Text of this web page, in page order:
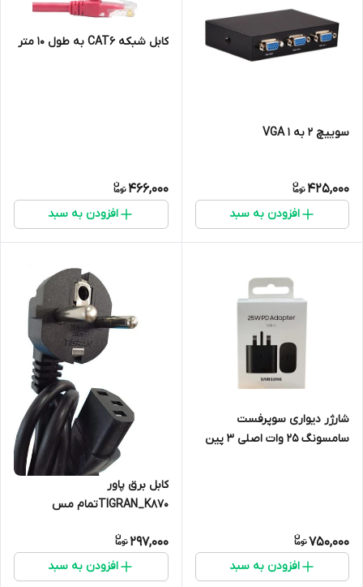
سوییچ 2 به 1 VGA
425,000
افزودن به سبد
کابل شبکه CAT6 به طول 10 متر
466,000
افزودن به سبد
شارژر دیواری سوپرفست
سامسونگ ۲۵ وات اصلی ۳ پین
750,000
افزودن به سبد
کابل برق پاور
TIGRAN_K870تمام مس
297,000
افزودن به سبد